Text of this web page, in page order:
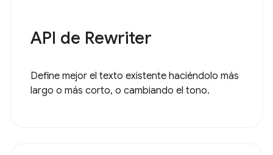
API de Rewriter
Define mejor el texto existente haciéndolo más
largo o más corto, o cambiando el tono.